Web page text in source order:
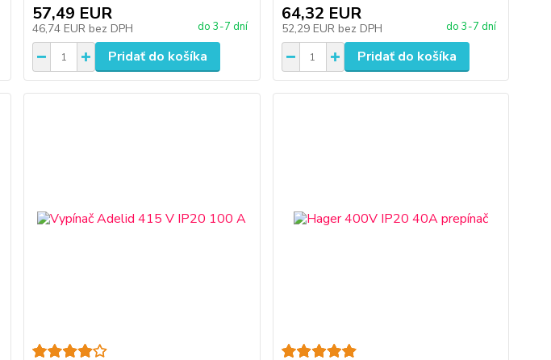
57,49 EUR
46,74 EUR bez DPH do 3-7 dní
Pridať do košíka
64,32 EUR
52,29 EUR bez DPH do 3-7 dní
Pridať do košíka